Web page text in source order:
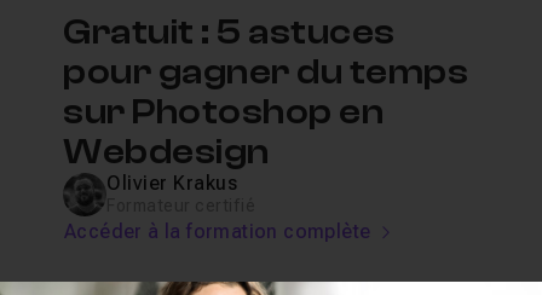
Gratuit : 5 astuces
pour gagner du temps
sur Photoshop en
Webdesign
Olivier Krakus
Accéder à la formation complète